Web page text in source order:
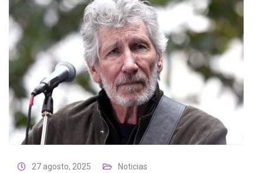
27 agosto, 2025 Noticias